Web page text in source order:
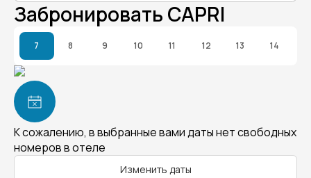
Забронировать CAPRI
7 8 9 10 11 12 13 14
К сожалению, в выбранные вами даты нет свободных
номеров в отеле
Изменить даты